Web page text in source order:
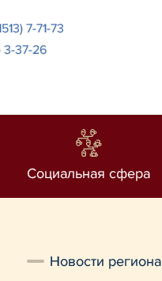
7-71-73
3-37-26
Социальная сфера
Новости региона